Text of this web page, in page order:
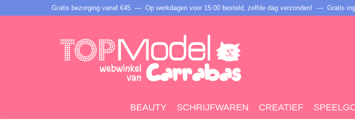
Gratis bezorging vanaf €45 — Op werkdagen voor 15:00 besteld, zelfde dag verzonden! — Gratis
BEAUTY SCHRIJFWAREN CREATIEF